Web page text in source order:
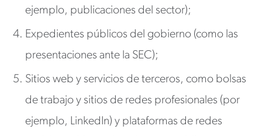
ejemplo, publicaciones del sector);
Expedientes públicos del gobierno (como las
presentaciones ante la SEC);
Sitios web y servicios de terceros, como bolsas
de trabajo y sitios de redes profesionales (por
ejemplo, LinkedIn) y plataformas de redes